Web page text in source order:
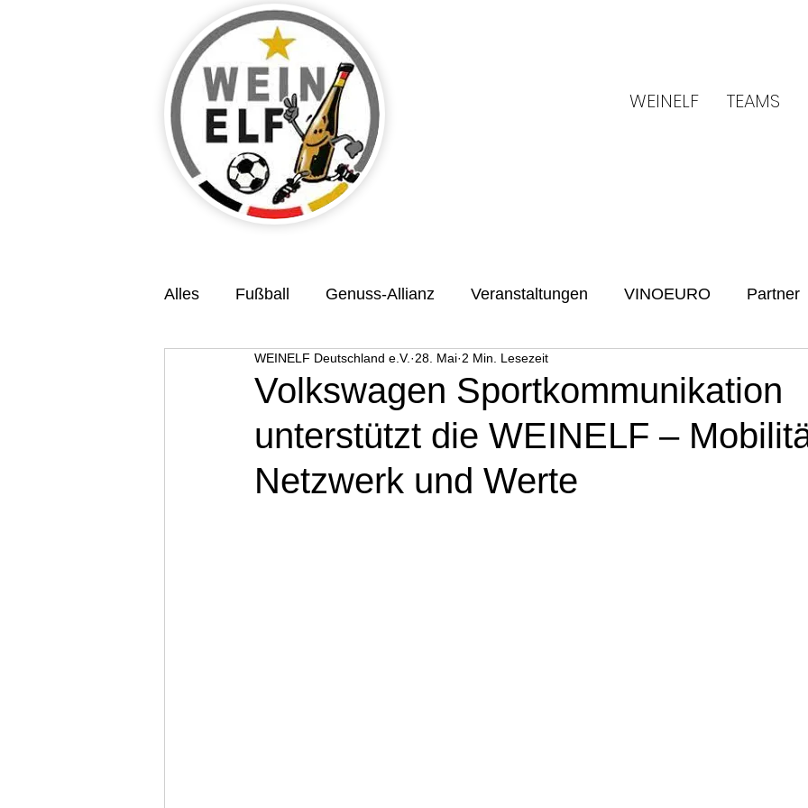
WEINELF TEAMS
Alles Fußball Genuss-Allianz Veranstaltungen VINOEURO Partner
Veranstaltungsvorschau Benefiz Spielvorschau
Volkswagen Sportkommunikation
unterstützt die WEINELF –
Netzwerk und Werte
WEINELF Deutschland e.V. 28. Mai 2 Min. Lesezeit